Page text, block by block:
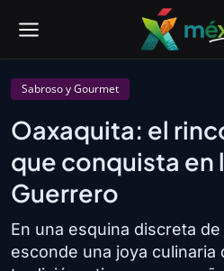
Sabroso y Gourmet
Oaxaquita: el
que conquista en
Guerrero
En una esquina discreta
esconde una joya culinaria